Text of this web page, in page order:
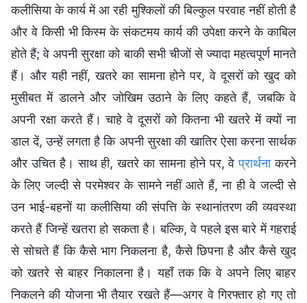
कलीसिया के कार्य में आ रही मुश्किलों की बिल्कुल परवाह नहीं होती है
और वे किसी भी किस्म के संकटमय कार्य की उपेक्षा करने के काबिल
होते हैं; वे अपनी सुरक्षा को बाकी सभी चीजों से ज्यादा महत्वपूर्ण मानते
हैं। और यही नहीं, खतरे का सामना होने पर, वे दूसरों को खुद को
मुसीबत में डालने और जोखिम उठाने के लिए कहते हैं, जबकि वे
अपनी रक्षा करते हैं। चाहे वे दूसरों को कितना भी खतरे में क्यों ना
डाल दें, उन्हें लगता है कि अपनी सुरक्षा की खातिर ऐसा करना सार्थक
और उचित है। साथ ही, खतरे का सामना होने पर, वेप्रार्थनाकरने
के लिए जल्दी से परमेश्वर के सामने नहीं आते हैं, ना ही वे जल्दी से
उन भाई-बहनों या कलीसिया की संपत्ति के स्थानांतरण की व्यवस्था
करते हैं जिन्हें खतरा हो सकता है। बल्कि, वे पहले इस बारे में गहराई
से सोचते हैं कि कैसे भाग निकलना है, कैसे छिपना है और कैसे खुद
को खतरे से बाहर निकालना है। यहाँ तक कि वे अपने लिए बाहर
निकलने की योजना भी तैयार रखते हैं—अगर वे गिरफ्तार हो गए तो